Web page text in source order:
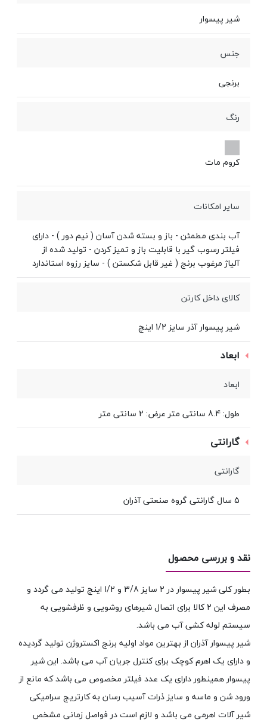
شیر پیسوار
جنس
برنجی
رنگ
کروم مات
سایر امکانات
آب بندی مطمئن - باز و بسته شدن آسان ( نیم دور ) - دارای
فیلتر رسوب گیر با قابلیت باز و تمیز کردن - تولید شده از
آلیاژ مرغوب برنج ( غیر قابل شکستن ) - سایز رزوه استاندارد
کالای داخل کارتن
شیر پیسوار آذر سایز 1/2 اینچ
ابعاد
ابعاد
طول: 8.4 سانتی متر عرض: 2 سانتی متر
گارانتی
گارانتی
5 سال گارانتی گروه صنعتی آذران
نقد و بررسی محصول
بطور کلی شیر پیسوار در 2 سایز 3/8 و 1/2 اینچ تولید می گردد و
مصرف این 2 کالا برای اتصال شیرهای روشویی و ظرفشویی به
سیستم لوله کشی آب می باشد.
شیر پیسوار آذران از بهترین مواد اولیه برنج اکستروژن تولید گردیده
و دارای یک اهرم کوچک برای کنترل جریان آب می باشد. این شیر
پیسوار همینطور دارای یک عدد فیلتر مخصوص می باشد که مانع از
ورود شن و ماسه و سایز ذرات آسیب رسان به کارتریج سرامیکی
شیر آلات اهرمی می باشد و لازم است در فواصل زمانی مشخص